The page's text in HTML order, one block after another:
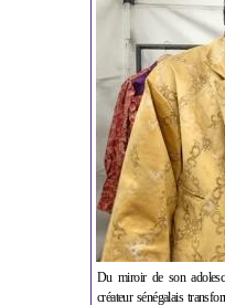
Du miroir de son
créateur sénégalais